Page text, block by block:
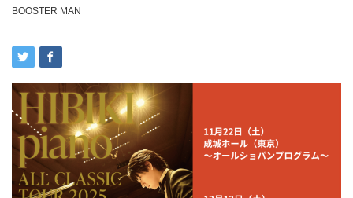
BOOSTER MAN